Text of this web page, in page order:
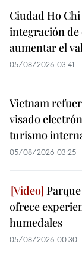
Ciudad Ho
integración de
aumentar el
05/08/2026 03:41
Vietnam
visado
turismo
05/08/2026 03:25
ofrece
humedales
05/08/2026 00:30